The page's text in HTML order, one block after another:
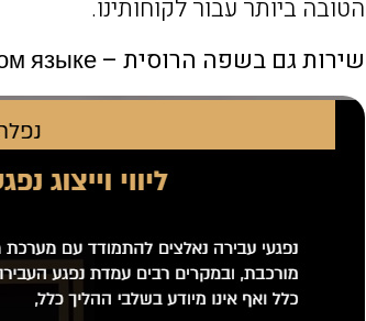
הטובה ביותר עבור לקוחותינו.
שירות גם בשפה הרוסית – Обслуживание также на русском языке